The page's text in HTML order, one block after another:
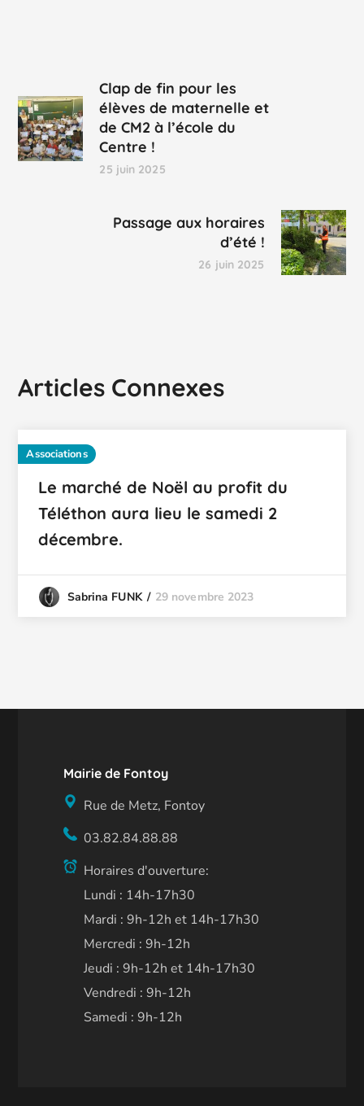
Clap de fin pour les
élèves de maternelle et
de CM2 à l’école du
Centre !
25 juin 2025
Passage aux horaires
d’été !
26 juin 2025
Articles Connexes
Associations
Le marché de Noël au profit du
Téléthon aura lieu le samedi 2
décembre.
Sabrina FUNK 29 novembre 2023
Mairie de Fontoy
Rue de Metz, Fontoy
03.82.84.88.88
Horaires d'ouverture:
Lundi : 14h-17h30
Mardi : 9h-12h et 14h-17h30
Mercredi : 9h-12h
Jeudi : 9h-12h et 14h-17h30
Vendredi : 9h-12h
Samedi : 9h-12h